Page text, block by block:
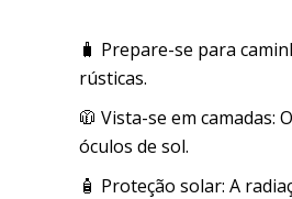
🧳 Prepare-se para
rústicas.
🧥 Vista-se em camadas:
óculos de sol.
🧴 Proteção solar: A